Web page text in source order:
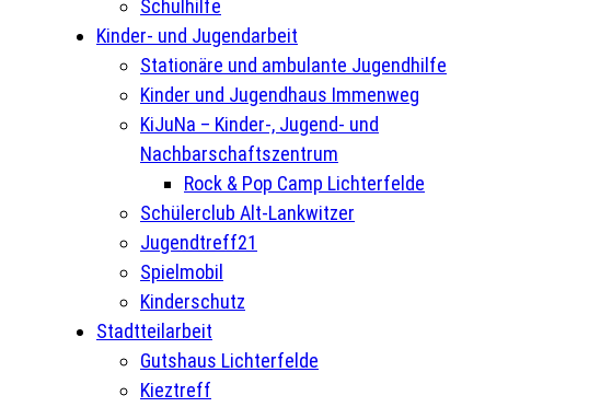
Schulhilfe
Kinder- und Jugendarbeit
Stationäre und ambulante Jugendhilfe
Kinder und Jugendhaus Immenweg
KiJuNa – Kinder-, Jugend- und
Nachbarschaftszentrum
Rock & Pop Camp Lichterfelde
Schülerclub Alt-Lankwitzer
Jugendtreff21
Spielmobil
Kinderschutz
Stadtteilarbeit
Gutshaus Lichterfelde
Kieztreff